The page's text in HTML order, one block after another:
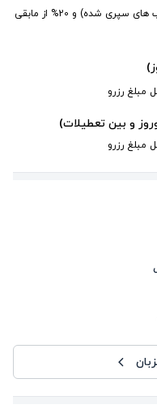
کسر مبلغ دو شب اول رزرو (علاوه بر شب های سپری شده) و 20% از مابقی
و بین تعطیلات)